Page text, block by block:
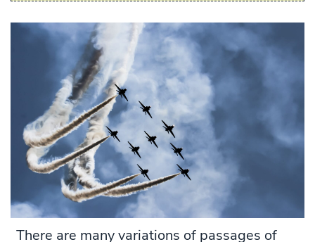
There are many variations of passages of